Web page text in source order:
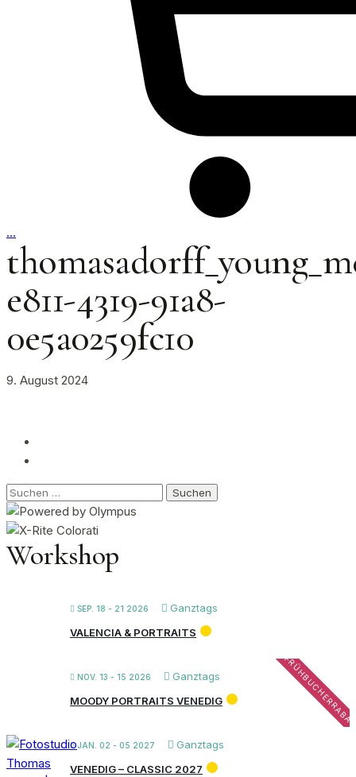
…
e811-4319-91a8-
0e5a0259fc10
9. August 2024
Suchen
nach:
Workshop
SEP. 18 - 21 2026
Ganztags
VALENCIA & PORTRAITS
NOV. 13 - 15 2026 Ganztags
MOODY PORTRAITS VENEDIG
JAN. 02 - 05 2027
Ganztags
VENEDIG – CLASSIC 2027